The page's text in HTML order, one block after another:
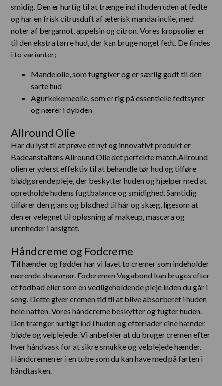
smidig. Den er hurtig til at trænge ind i huden uden at fedte
og har en frisk citrusduft af æterisk mandarinolie, med
noter af bergamot, appelsin og citron. Vores kropsolier er
til den ekstra tørre hud, der kan bruge noget fedt. De findes
i to varianter;
Mandelolie, som fugtgiver og er særlig godt til den
sarte hud
Agurkekerneolie, som er rig på essentielle fedtsyrer
og nærer i dybden
Allround Olie
Har du lyst til at prøve et nyt og innovativt produkt er
Badeanstaltens Allround Olie det perfekte match.Allround
olien er yderst effektiv til at behandle tør hud og tilføre
blødgørende pleje, der beskytter huden og hjælper med at
opretholde hudens fugtbalance og smidighed. Samtidig
tilfører den glans og blødhed til hår og skæg, ligesom at
den er velegnet til opløsning af makeup, mascara og
urenheder i ansigtet.
Håndcreme og Fodcreme
Til hænder og fødder har vi lavet to cremer som indeholder
nærende sheasmør. Fodcremen Vagabond kan bruges efter
et fodbad eller som en vedligeholdende pleje inden du går i
seng. Dette giver cremen tid til at blive absorberet i huden
hele natten. Vores håndcreme beskytter og fugter huden.
Den trænger hurtigt ind i huden og efterlader dine hænder
bløde og velplejede. Vi anbefaler at du bruger cremen efter
hver håndvask for at sikre smukke og velplejede hænder.
Håndcremen er i en tube som du kan have med på farten i
håndtasken.